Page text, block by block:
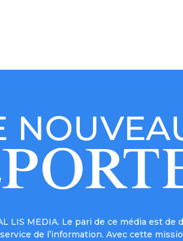
LIS MEDIA. Le pari de ce média est
de l’information. Avec cette